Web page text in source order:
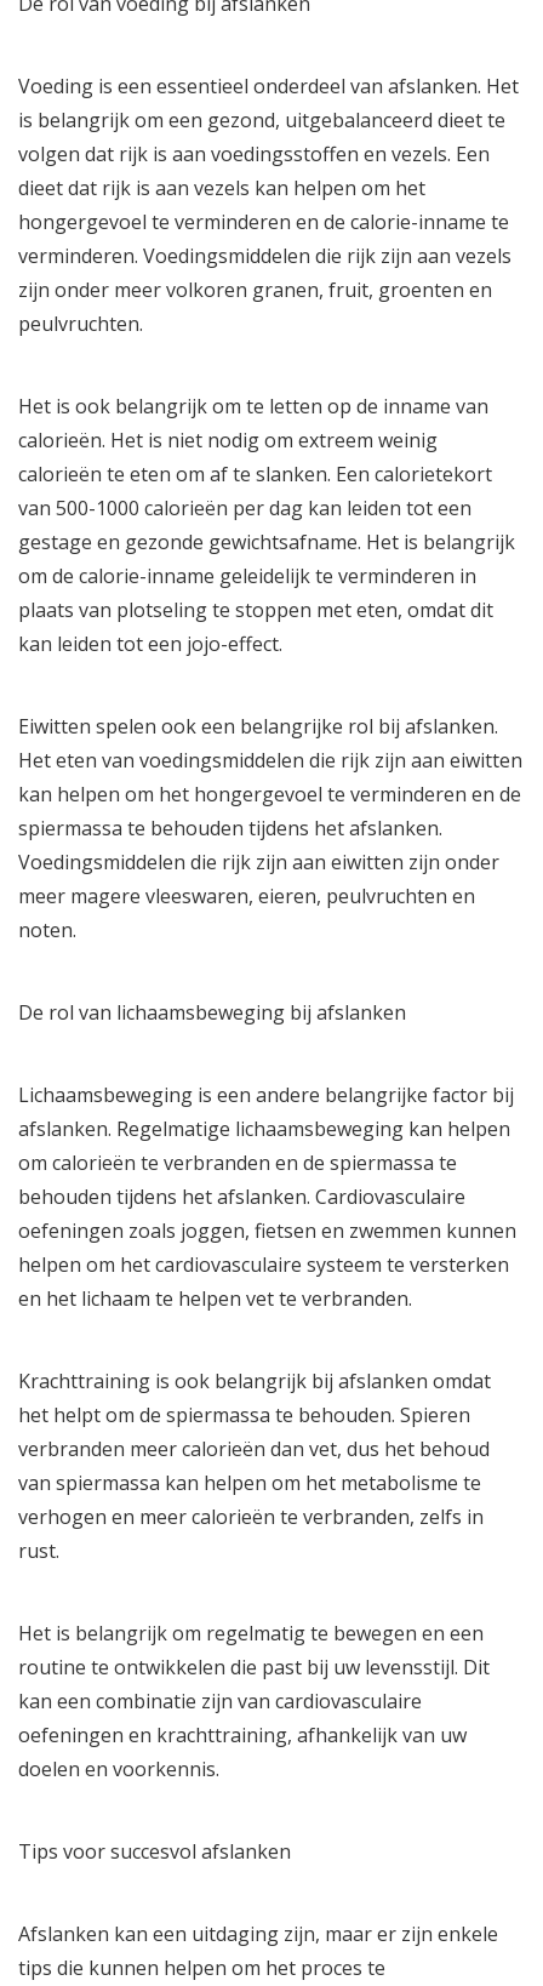
Voeding is een essentieel onderdeel van afslanken. Het
is belangrijk om een ​​gezond, uitgebalanceerd dieet te
volgen dat rijk is aan voedingsstoffen en vezels. Een
dieet dat rijk is aan vezels kan helpen om het
hongergevoel te verminderen en de calorie-inname te
verminderen. Voedingsmiddelen die rijk zijn aan vezels
zijn onder meer volkoren granen, fruit, groenten en
peulvruchten.
Het is ook belangrijk om te letten op de inname van
calorieën. Het is niet nodig om extreem weinig
calorieën te eten om af te slanken. Een calorietekort
van 500-1000 calorieën per dag kan leiden tot een
gestage en gezonde gewichtsafname. Het is belangrijk
om de calorie-inname geleidelijk te verminderen in
plaats van plotseling te stoppen met eten, omdat dit
kan leiden tot een jojo-effect.
Eiwitten spelen ook een belangrijke rol bij afslanken.
Het eten van voedingsmiddelen die rijk zijn aan eiwitten
kan helpen om het hongergevoel te verminderen en de
spiermassa te behouden tijdens het afslanken.
Voedingsmiddelen die rijk zijn aan eiwitten zijn onder
meer magere vleeswaren, eieren, peulvruchten en
noten.
De rol van lichaamsbeweging bij afslanken
Lichaamsbeweging is een andere belangrijke factor bij
afslanken. Regelmatige lichaamsbeweging kan helpen
om calorieën te verbranden en de spiermassa te
behouden tijdens het afslanken. Cardiovasculaire
oefeningen zoals joggen, fietsen en zwemmen kunnen
helpen om het cardiovasculaire systeem te versterken
en het lichaam te helpen vet te verbranden.
Krachttraining is ook belangrijk bij afslanken omdat
het helpt om de spiermassa te behouden. Spieren
verbranden meer calorieën dan vet, dus het behoud
van spiermassa kan helpen om het metabolisme te
verhogen en meer calorieën te verbranden, zelfs in
rust.
Het is belangrijk om regelmatig te bewegen en een
routine te ontwikkelen die past bij uw levensstijl. Dit
kan een combinatie zijn van cardiovasculaire
oefeningen en krachttraining, afhankelijk van uw
doelen en voorkennis.
Tips voor succesvol afslanken
Afslanken kan een uitdaging zijn, maar er zijn enkele
tips die kunnen helpen om het proces te